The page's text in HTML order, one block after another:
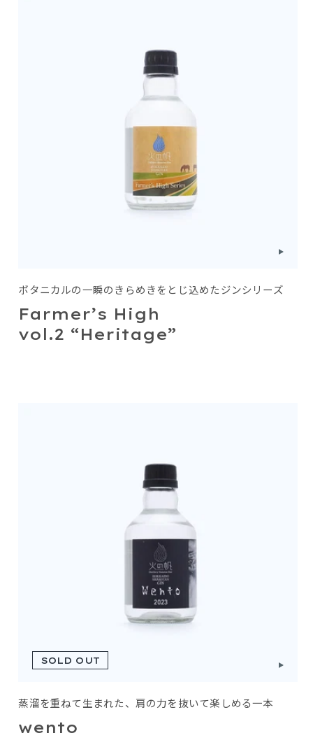
ボタニカルの一瞬のきらめきをとじ込めたジンシリーズ
Farmer’s High
vol.2 “Heritage”
SOLD OUT
蒸溜を重ねて生まれた、肩の力を抜いて楽しめる一本
wento